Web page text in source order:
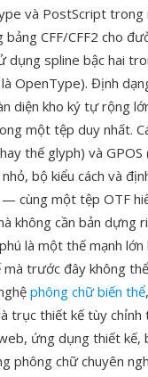
và PostScript
CFF/CFF2 cho
dụng spline bậc hai
OpenType). Định
diện kho ký tự rộng
một tệp duy nhất.
thế glyph) và GPOS
bộ kiểu cách và
cùng một tệp OTF
không cần bản dựng
là một thế mạnh lớn
mà trước đây không
phông chữ biến thể
trục thiết kế tùy
ứng dụng thiết kế,
phông chữ chuyên